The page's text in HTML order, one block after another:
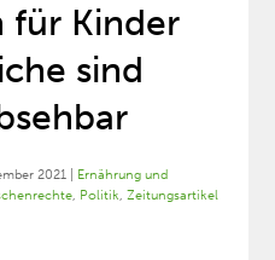
für Kinder
sind
2021
Ernährung und
, Politik,Zeitungsartikel